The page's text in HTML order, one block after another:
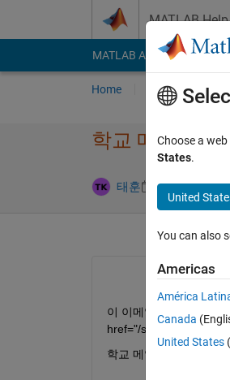
MATLAB
MATLAB Answers File
Home Ask Answer
학교 메일 사용
태훈 5 Sep 2024
이 이메일 주소를 확인
href="/support/
학교 메일을 사용하려
Choose a
States.
United
You can also
Americas
América
Canada
United States